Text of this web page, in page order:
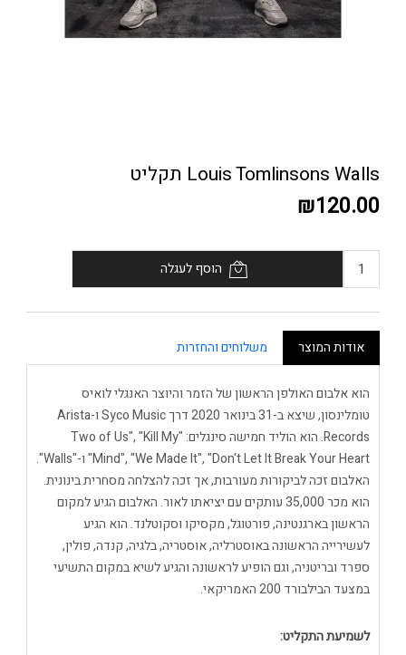
Louis Tomlinsons Walls תקליט
₪120.00
הוסף לעגלה
אודות המוצר משלוחים והחזרות
הוא אלבום האולפן הראשון של הזמר והיוצר האנגלי לואיס
טומלינסון, שיצא ב-31 בינואר 2020 דרך Syco Music ו-Arista
Records. הוא הוליד חמישה סינגלים: "Two of Us", "Kill My
Mind", "We Made It", "Don't Let It Break Your Heart" ו-"Walls".
האלבום זכה לביקורות מעורבות, אך זכה להצלחה מסחרית בינונית.
הוא מכר 35,000 עותקים עם יציאתו לאור. האלבום הגיע למקום
הראשון בארגנטינה, פורטוגל, מקסיקו וסקוטלנד. הוא הגיע
לעשירייה הראשונה באוסטרליה, אוסטריה, בלגיה, קנדה, פולין,
ספרד ובריטניה, וגם הופיע לראשונה והגיע לשיא במקום התשיעי
במצעד הבילבורד 200 האמריקאי.
לשמיעת התקליט: